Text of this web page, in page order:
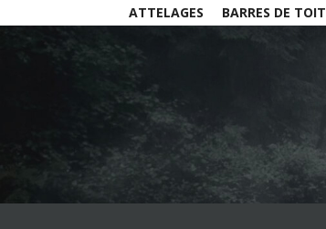
ATTELAGES BARRES DE TOIT